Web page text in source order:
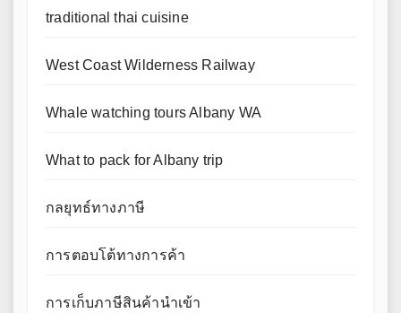
traditional thai cuisine
West Coast Wilderness Railway
Whale watching tours Albany WA
What to pack for Albany trip
กลยุทธ์ทางภาษี
การตอบโต้ทางการค้า
การเก็บภาษีสินค้านำเข้า